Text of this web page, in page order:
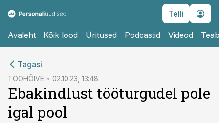
Telli
Avaleht Kõik lood Üritused Podcastid Videod
Tagasi
TÖÖHÕIVE 02.10.23, 13:48
Ebakindlust tööturgudel pole
igal pool